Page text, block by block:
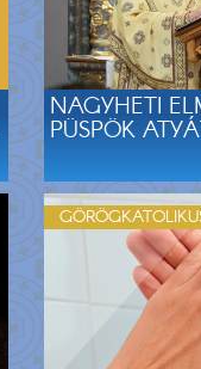
NAGYHETI
PÜSPÖK